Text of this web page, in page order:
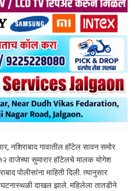
नशिराबाद गावातील हॉटेल सावन समोर
वाजेच्या सुमारार हॉटेलचे मालक योगेश
पोलीसांना माहिती दिली. त्यानुसार
घटनास्थळी दाखल झाले. महिलेला तातडीने